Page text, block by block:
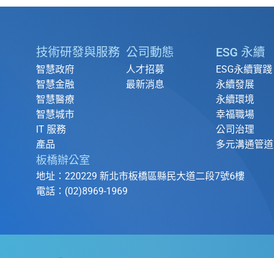
技術研發與服務
智慧政府
智慧金融
智慧醫療
智慧城市
IT 服務
產品
公司動態
人才招募
最新消息
ESG 永續
ESG永續實踐
永續發展
永續環境
幸福職場
公司治理
多元溝通管道
板橋辦公室
地址：220229 新北市板橋區縣民大道二段7號6樓
電話：(02)8969-1969